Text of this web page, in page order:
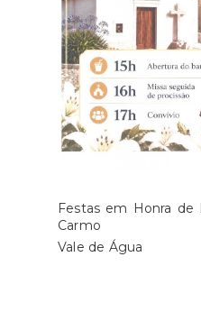
Festas em Honra de
Carmo
Vale de Água